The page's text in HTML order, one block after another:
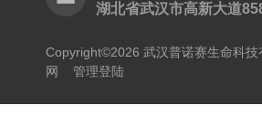
湖北省武汉市高新大道
Copyright©2026 武汉普诺赛生命科
网
管理登陆